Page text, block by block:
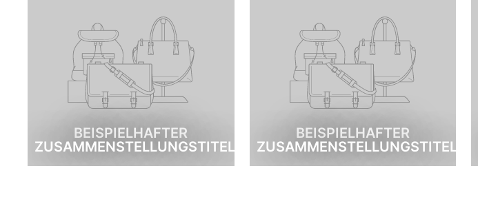
BEISPIELHAFTER
ZUSAMMENSTELLUNGSTITEL
BEISPIELHAFTER
ZUSAMMENSTELLUNGSTITEL